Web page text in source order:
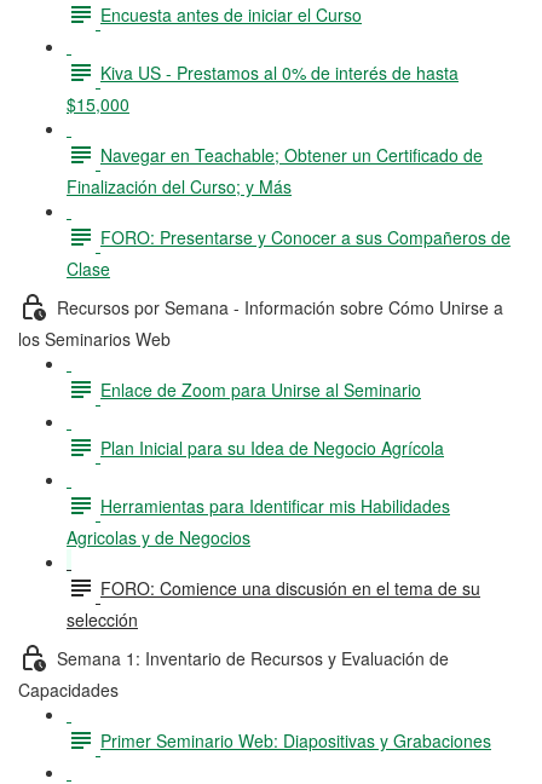
Encuesta antes de iniciar el Curso
Kiva US - Prestamos al 0% de interés de hasta
$15,000
Navegar en Teachable; Obtener un Certificado de
Finalización del Curso; y Más
FORO: Presentarse y Conocer a sus Compañeros de
Clase
Recursos por Semana - Información sobre Cómo Unirse a
los Seminarios Web
Enlace de Zoom para Unirse al Seminario
Plan Inicial para su Idea de Negocio Agrícola
Herramientas para Identificar mis Habilidades
Agricolas y de Negocios
FORO: Comience una discusión en el tema de su
selección
Semana 1: Inventario de Recursos y Evaluación de
Capacidades
Primer Seminario Web: Diapositivas y Grabaciones